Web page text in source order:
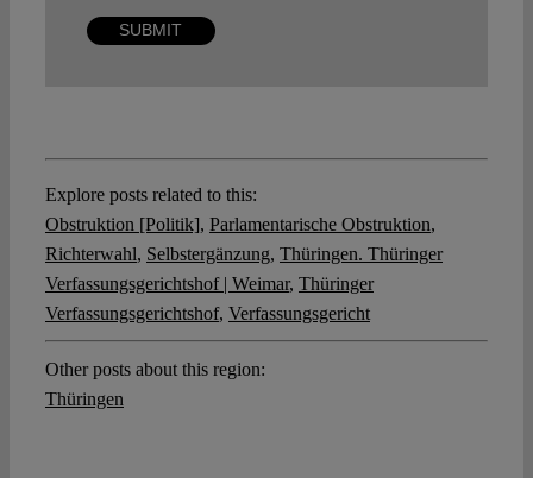
Explore posts related to this:
Obstruktion [Politik], Parlamentarische Obstruktion,
Richterwahl, Selbstergänzung, Thüringen. Thüringer
Verfassungsgerichtshof | Weimar, Thüringer
Verfassungsgerichtshof, Verfassungsgericht
Other posts about this region:
Thüringen